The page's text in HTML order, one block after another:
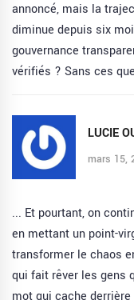
annoncé, mais la
diminue depuis six
gouvernance
vérifiés ? Sans ces
LUCIE
mars 15,
... Et pourtant, on
en mettant un point-
transformer le chaos
qui fait rêver les gens